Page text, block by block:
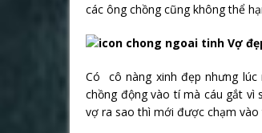
các ông chồng cũng không thể
Vợ
Có cô nàng xinh đẹp nhưng lúc
chồng động vào tí mà cáu gắt vì
vợ ra sao thì mới được chạm